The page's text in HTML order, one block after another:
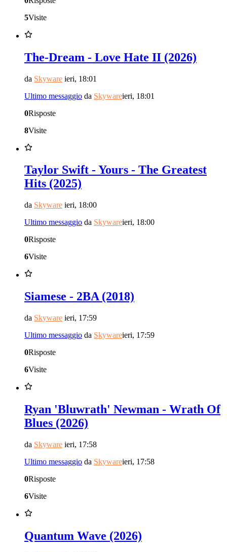
5Visite
The-Dream - Love Hate II (2026)
da Skyware ieri, 18:01
Ultimo messaggio da Skywareieri, 18:01
0Risposte
8Visite
Taylor Swift - Yours - The Greatest
Hits (2025)
da Skyware ieri, 18:00
Ultimo messaggio da Skywareieri, 18:00
0Risposte
6Visite
Siamese - 2BA (2018)
da Skyware ieri, 17:59
Ultimo messaggio da Skywareieri, 17:59
0Risposte
6Visite
Ryan 'Bluwrath' Newman - Wrath Of
Blues (2026)
da Skyware ieri, 17:58
Ultimo messaggio da Skywareieri, 17:58
0Risposte
6Visite
Quantum Wave (2026)